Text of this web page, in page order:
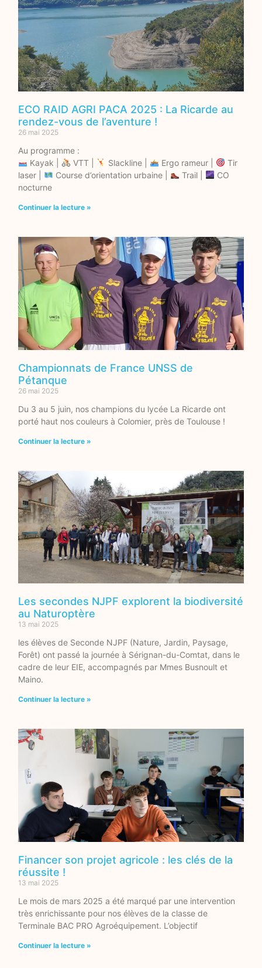
ECO RAID AGRI PACA 2025 : La Ricarde au
rendez-vous de l’aventure !
26 mai 2025
Au programme :
Kayak |
VTT | Slackline | Ergo rameur |
Tir
laser |
Course d’orientation urbaine | Trail |
CO
nocturne
Continuer la lecture »
Championnats de France UNSS de
Pétanque
26 mai 2025
Du 3 au 5 juin, nos champions du lycée La Ricarde ont
porté haut nos couleurs à Colomier, près de Toulouse !
Continuer la lecture »
Les secondes NJPF explorent la biodiversité
au Naturoptère
13 mai 2025
les élèves de Seconde NJPF (Nature, Jardin, Paysage,
Forêt) ont passé la journée à Sérignan-du-Comtat, dans le
cadre de leur EIE, accompagnés par Mmes Busnoult et
Maino.
Continuer la lecture »
Financer son projet agricole : les clés de la
réussite !
13 mai 2025
Le mois de mars 2025 a été marqué par une intervention
très enrichissante pour nos élèves de la classe de
Terminale BAC PRO Agroéquipement. L’objectif
Continuer la lecture »